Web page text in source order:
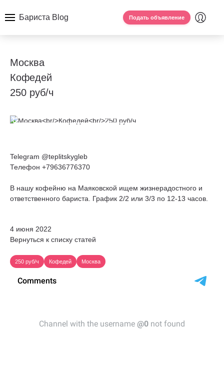
Бариста Blog Подать объявление
Москва
Кофедей
250 руб/ч
Telegram @teplitskygleb
Телефон +79636776370
В нашу кофейню на Маяковской ищем жизнерадостного и
ответственного бариста. График 2/2 или 3/3 по 12-13 часов.
4 июня 2022
Вернуться к списку статей
250 руб/ч Кофедей Москва